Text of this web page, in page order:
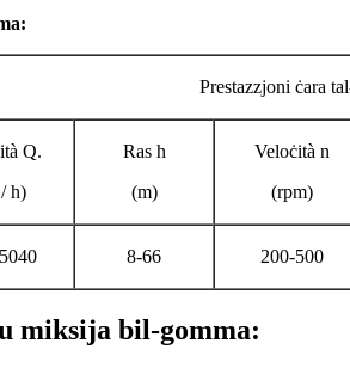
Prestazzjoni ċara
Q.
h)
Ras h
(m)
Veloċità n
(rpm)
8-66 200-500
miksija bil-gomma: